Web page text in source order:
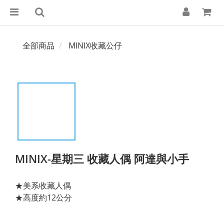
全部商品 MINIX收藏公仔
MINIX-星期三 收藏人偶 阿達與小手
★美系收藏人偶
★高度約12公分